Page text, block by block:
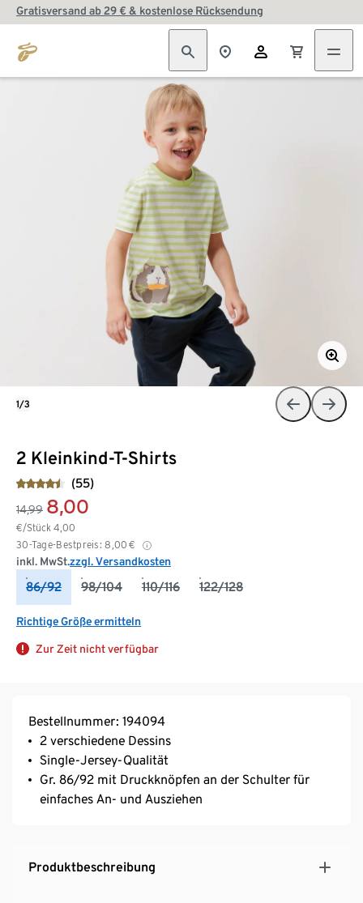
Gratisversand ab 29 € & kostenlose Rücksendung
2 Kleinkind-T-Shirts
(55)
14,99 8,00
€/Stück 4,00
30-Tage-Bestpreis: 8,00 €
inkl. MwSt.zzgl. Versandkosten
86/92 98/104 110/116 122/128
Richtige Größe ermitteln
Zur Zeit nicht verfügbar
1/3
Bestellnummer: 194094
2 verschiedene Dessins
Single-Jersey-Qualität
Gr. 86/92 mit Druckknöpfen an der Schulter für
einfaches An- und Ausziehen
Produktbeschreibung